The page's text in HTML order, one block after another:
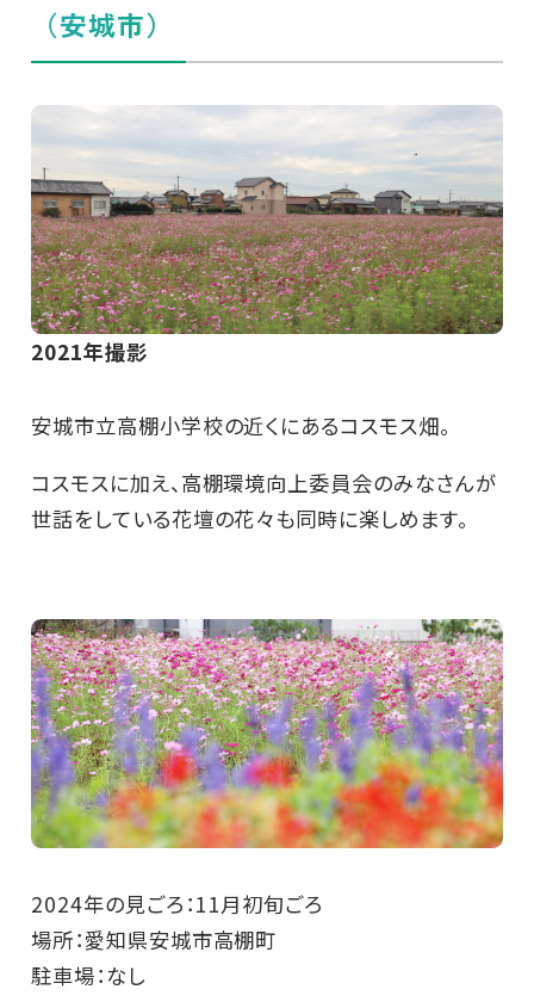
（安城市）
2021年撮影
安城市立高棚小学校の近くにあるコスモス畑。
コスモスに加え、高棚環境向上委員会のみなさんが
世話をしている花壇の花々も同時に楽しめます。
2024年の見ごろ：11月初旬ごろ
場所：愛知県安城市高棚町
駐車場：なし